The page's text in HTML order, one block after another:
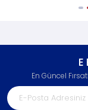
En Güncel